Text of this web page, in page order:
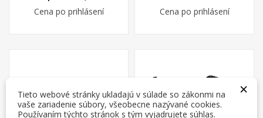
Cena po prihlásení
Cena po prihlásení
×
Tieto webové stránky ukladajú v súlade so zákonmi na
vaše zariadenie súbory, všeobecne nazývané cookies.
Používaním týchto stránok s tým vyjadrujete súhlas.